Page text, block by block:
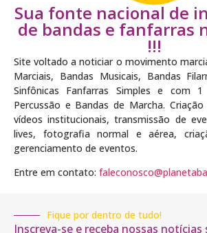
Sua fonte nacional de
de bandas e fanfarras
!!!
Site voltado a noticiar o movimento
Marciais, Bandas Musicais, Bandas
Sinfônicas Fanfarras Simples e com
Percussão e Bandas de Marcha.
vídeos institucionais, transmissão de
lives, fotografia normal e aérea,
gerenciamento de eventos.
Entre em contato:
Fique por dentro de tudo!
Inscreva-se e receba nossas notícias